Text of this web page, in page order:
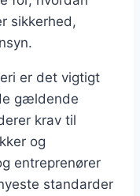
sikkerhed,
er det vigtigt
gældende
krav til
og
entreprenører
standarder